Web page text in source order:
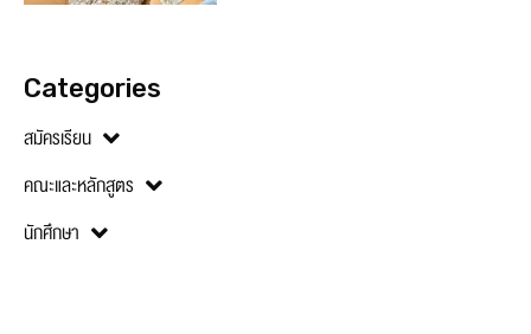
Categories
สมัครเรียน
คณะและหลักสูตร
นักศึกษา